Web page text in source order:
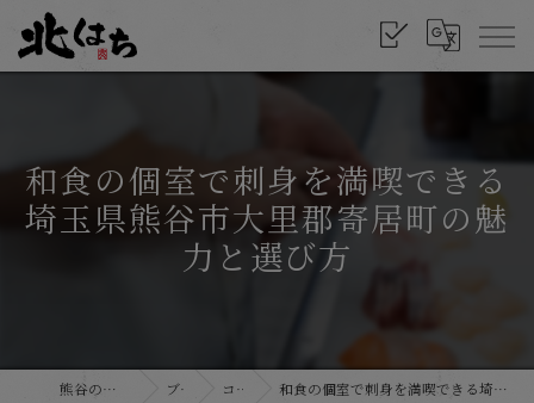
和食の個室で刺身を満喫できる
埼玉県熊谷市大里郡寄居町の魅
力と選び方
熊谷の和食なら北はち ブログ コラム 和食の個室で刺身を満喫できる埼玉県熊谷市大里郡寄居町の魅力と選び方